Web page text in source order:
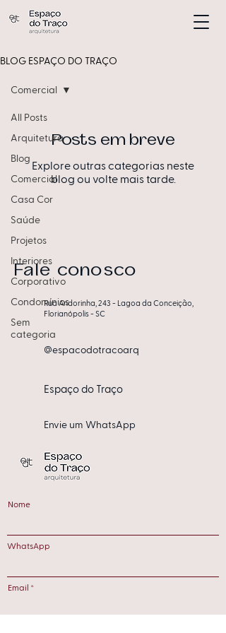
BLOG ESPAÇO DO TRAÇO
All Posts
Arquitetura
Blog
Comercial
Casa Cor
Saúde
Projetos
Interiores
Corporativo
Condomínios
Sem
categoria
Comercial
Posts em breve
Explore outras categorias neste
blog ou volte mais tarde.
Fale conosco
Rua Andorinha, 243 - Lagoa da Conceição,
Florianópolis - SC
@espacodotracoarq
Espa​ço do Traço
Envie um WhatsApp
Nome
WhatsApp
Email